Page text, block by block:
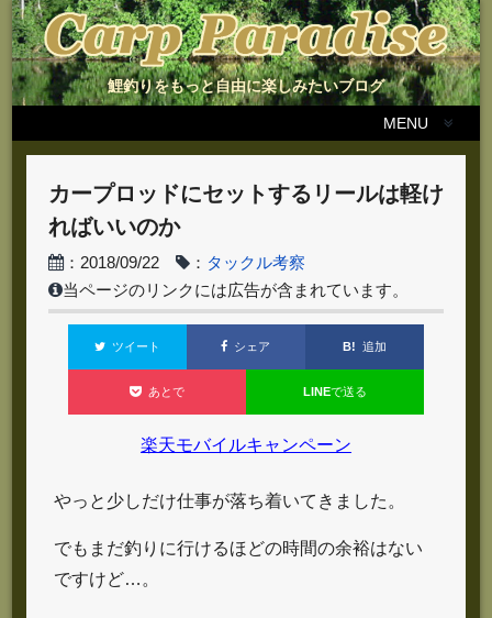
鯉釣りをもっと自由に楽しみたいブログ
MENU
カープロッドにセットするリールは軽け
ればいいのか
：2018/09/22 ： タックル考察
当ページのリンクには広告が含まれています。
ツイート シェア B! 追加
あとで LINEで送る
楽天モバイルキャンペーン
やっと少しだけ仕事が落ち着いてきました。
でもまだ釣りに行けるほどの時間の余裕はない
ですけど…。